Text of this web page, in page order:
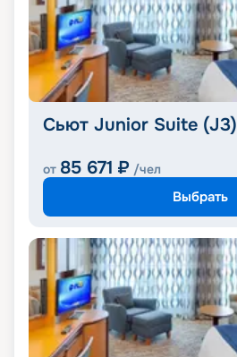
Сьют Junior Suite (J3)
от 85 671 ₽ /чел
Выбрать